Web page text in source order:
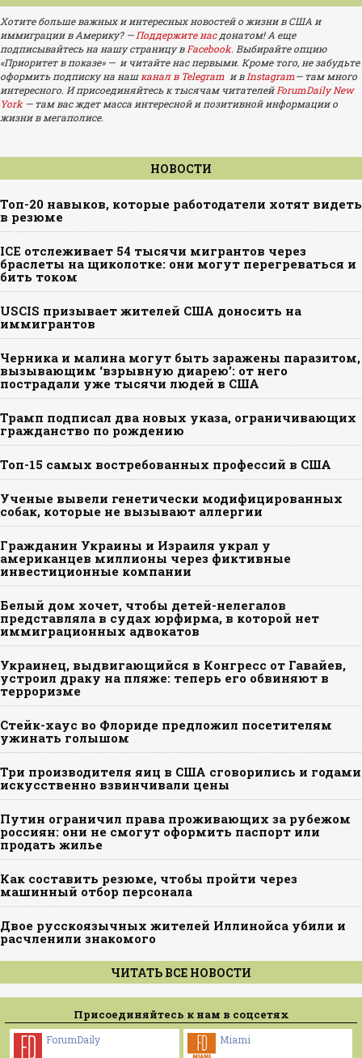
Хотите больше важных и интересных новостей о жизни в США и
иммиграции в Америку? —Поддержите насдонатом! А еще
подписывайтесь на нашу страницу вFacebook. Выбирайте опцию
«Приоритет в показе» — и читайте нас первыми. Кроме того, не забудьте
оформить подписку на наш канал в Telegram и вInstagram— там много
интересного. И присоединяйтесь к тысячам читателейForumDaily New
York— там вас ждет масса интересной и позитивной информации о
жизни в мегаполисе.
НОВОСТИ
Топ-20 навыков, которые работодатели хотят видеть
в резюме
ICE отслеживает 54 тысячи мигрантов через
браслеты на щиколотке: они могут перегреваться и
бить током
USCIS призывает жителей США доносить на
иммигрантов
Черника и малина могут быть заражены паразитом,
вызывающим ‘взрывную диарею’: от него
пострадали уже тысячи людей в США
Трамп подписал два новых указа, ограничивающих
гражданство по рождению
Топ-15 самых востребованных профессий в США
Ученые вывели генетически модифицированных
собак, которые не вызывают аллергии
Гражданин Украины и Израиля украл у
американцев миллионы через фиктивные
инвестиционные компании
Белый дом хочет, чтобы детей-нелегалов
представляла в судах юрфирма, в которой нет
иммиграционных адвокатов
Украинец, выдвигающийся в Конгресс от Гавайев,
устроил драку на пляже: теперь его обвиняют в
терроризме
Стейк-хаус во Флориде предложил посетителям
ужинать голышом
Три производителя яиц в США сговорились и годами
искусственно взвинчивали цены
Путин ограничил права проживающих за рубежом
россиян: они не смогут оформить паспорт или
продать жилье
Как составить резюме, чтобы пройти через
машинный отбор персонала
Двое русскоязычных жителей Иллинойса убили и
расчленили знакомого
ЧИТАТЬ ВСЕ НОВОСТИ
Присоединяйтесь к нам в соцсетях
ForumDaily Miami